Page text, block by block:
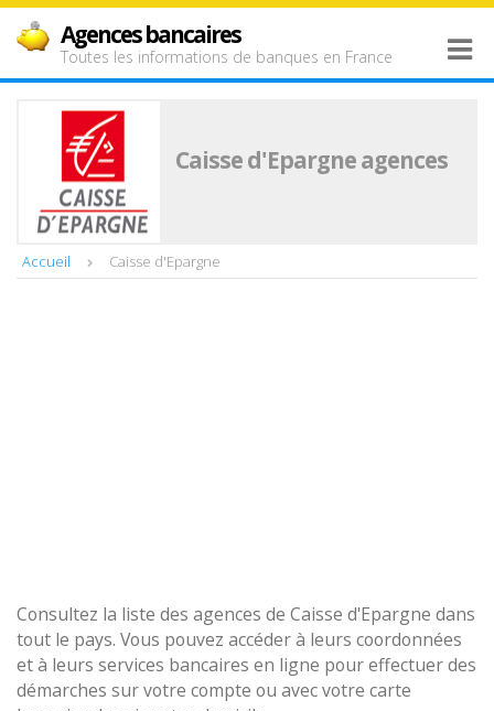
Agences bancaires
Toutes les informations de banques en France
Caisse d'Epargne agences
Accueil Caisse d'Epargne
Consultez la liste des agences de Caisse d'Epargne dans
tout le pays. Vous pouvez accéder à leurs coordonnées
et à leurs services bancaires en ligne pour effectuer des
démarches sur votre compte ou avec votre carte